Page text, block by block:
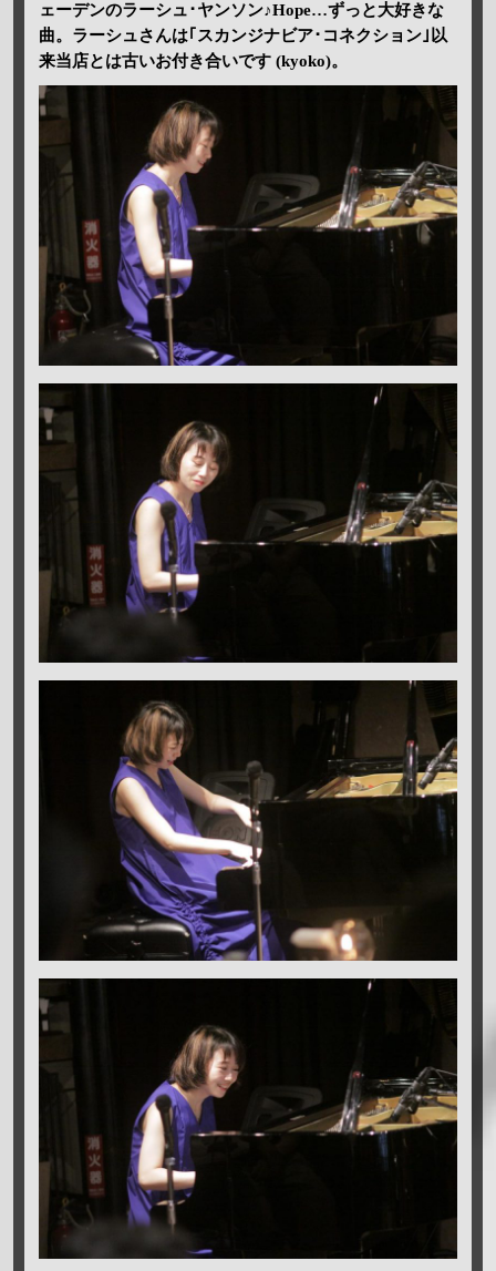
ェーデンのラーシュ･ヤンソン♪Hope…ずっと大好きな
曲。ラーシュさんは｢スカンジナビア･コネクション｣以
来当店とは古いお付き合いです (kyoko)。